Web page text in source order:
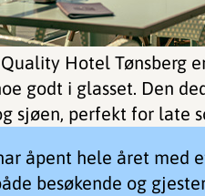
Hotel Tønsberg
godt i glasset. Den
sjøen, perfekt for late
åpent hele året med
besøkende og